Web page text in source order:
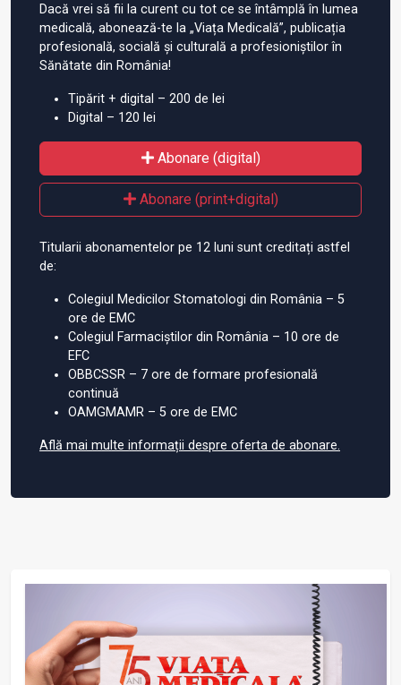
Dacă vrei să fii la curent cu tot ce se întâmplă în lumea
medicală, abonează-te la „Viața Medicală”, publicația
profesională, socială și culturală a profesioniștilor în
Sănătate din România!
Tipărit + digital – 200 de lei
Digital – 120 lei
Abonare (digital)
Abonare (print+digital)
Titularii abonamentelor pe 12 luni sunt creditați astfel
de:
Colegiul Medicilor Stomatologi din România – 5
ore de EMC
Colegiul Farmaciștilor din România – 10 ore de
EFC
OBBCSSR – 7 ore de formare profesională
continuă
OAMGMAMR – 5 ore de EMC
Află mai multe informații despre oferta de abonare.